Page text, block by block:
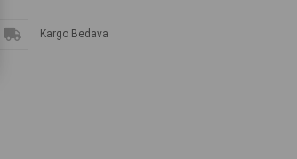
Kargo Bedava